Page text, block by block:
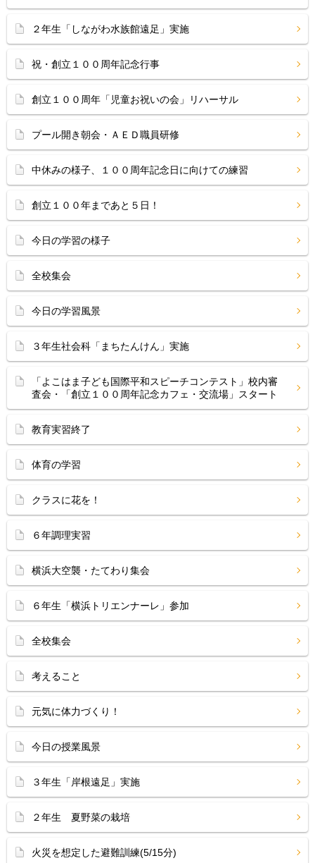
２年生「しながわ水族館遠足」実施
祝・創立１００周年記念行事
創立１００周年「児童お祝いの会」リハーサル
プール開き朝会・ＡＥＤ職員研修
中休みの様子、１００周年記念日に向けての練習
創立１００年まであと５日！
今日の学習の様子
全校集会
今日の学習風景
３年生社会科「まちたんけん」実施
「よこはま子ども国際平和スピーチコンテスト」校内審
査会・「創立１００周年記念カフェ・交流場」スタート
教育実習終了
体育の学習
クラスに花を！
６年調理実習
横浜大空襲・たてわり集会
６年生「横浜トリエンナーレ」参加
全校集会
考えること
元気に体力づくり！
今日の授業風景
３年生「岸根遠足」実施
２年生 夏野菜の栽培
火災を想定した避難訓練(5/15分)